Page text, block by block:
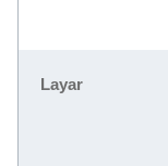
Layar